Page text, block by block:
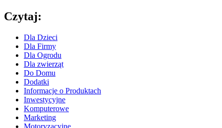
Czytaj:
Dla Dzieci
Dla Firmy
Dla Ogrodu
Dla zwierząt
Do Domu
Dodatki
Informacje o Produktach
Inwestycyjne
Komputerowe
Marketing
Motoryzacyjne